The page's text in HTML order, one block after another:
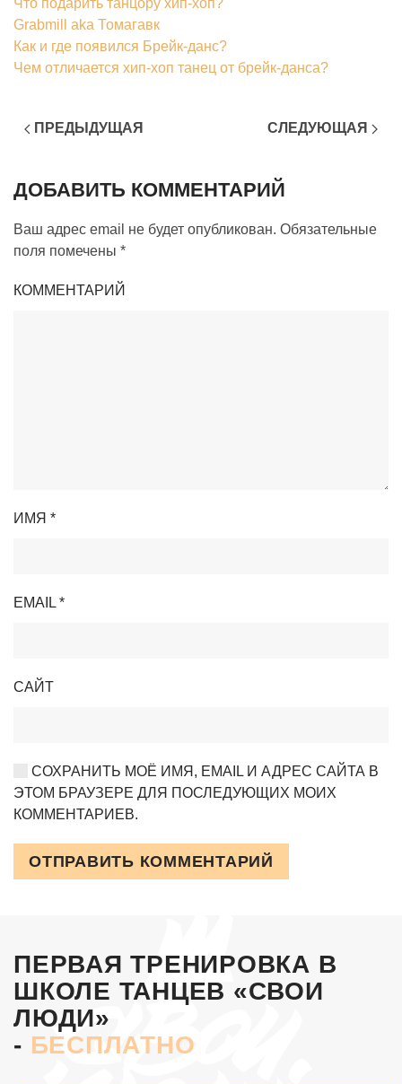
Что подарить танцору хип-хоп?
Grabmill aka Томагавк
Как и где появился Брейк-данс?
Чем отличается хип-хоп танец от брейк-данса?
ПРЕДЫДУЩАЯ СЛЕДУЮЩАЯ
ДОБАВИТЬ КОММЕНТАРИЙ
Ваш адрес email не будет опубликован. Обязательные
поля помечены *
КОММЕНТАРИЙ
ИМЯ *
EMAIL *
САЙТ
СОХРАНИТЬ МОЁ ИМЯ, EMAIL И АДРЕС САЙТА В
ЭТОМ БРАУЗЕРЕ ДЛЯ ПОСЛЕДУЮЩИХ МОИХ
КОММЕНТАРИЕВ.
ОТПРАВИТЬ КОММЕНТАРИЙ
ПЕРВАЯ ТРЕНИРОВКА В
ШКОЛЕ ТАНЦЕВ «СВОИ
ЛЮДИ»
- БЕСПЛАТНО